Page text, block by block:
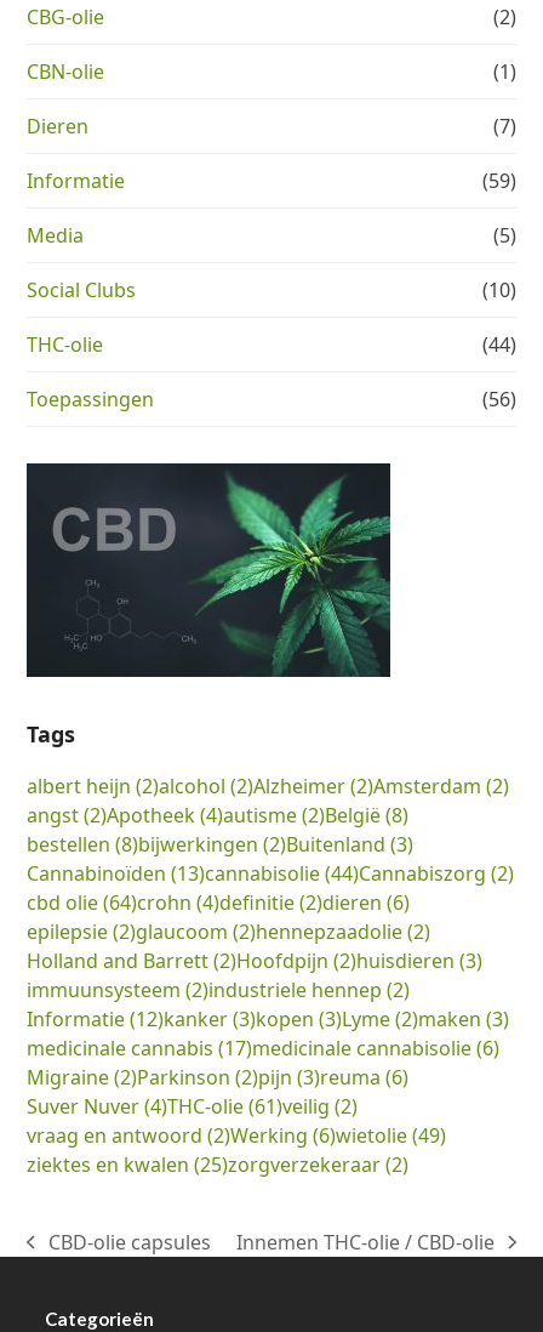
CBG-olie (2)
CBN-olie (1)
Dieren (7)
Informatie (59)
Media (5)
Social Clubs (10)
THC-olie (44)
Toepassingen (56)
Tags
albert heijn (2)alcohol (2)Alzheimer(2)Amsterdam (2)
angst(2)Apotheek(4)autisme(2)België(8)
bestellen (8)bijwerkingen (2)Buitenland (3)
Cannabinoïden (13)cannabisolie(44)Cannabiszorg (2)
cbd olie(64)crohn (4)definitie(2)dieren (6)
epilepsie(2)glaucoom (2)hennepzaadolie(2)
Holland and Barrett(2)Hoofdpijn (2)huisdieren (3)
immuunsysteem (2)industriele hennep (2)
Informatie(12)kanker(3)kopen (3)Lyme(2)maken (3)
medicinale cannabis (17)medicinale cannabisolie(6)
Migraine(2)Parkinson (2)pijn (3)reuma (6)
Suver Nuver(4)THC-olie(61)veilig (2)
vraag en antwoord (2)Werking (6)wietolie(49)
ziektes en kwalen (25)zorgverzekeraar(2)
previous
CBD-olie capsules
next
Innemen THC-olie / CBD-olie
Categorieën